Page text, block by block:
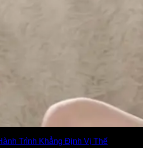
Trình Khẳng Định Vị Thế